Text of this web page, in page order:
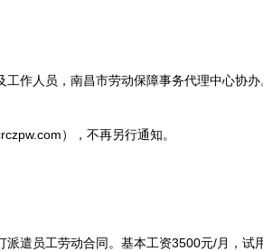
人员，南昌市劳动保障事务代理中心协办
），不再另行通知。
员工劳动合同。基本工资3500元/月，试